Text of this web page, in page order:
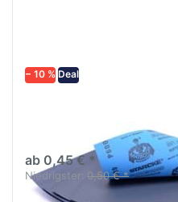
− 10 % Deal
diversen Körnungen
ab 0,45 € *
Niedrigster: 0,50 € *